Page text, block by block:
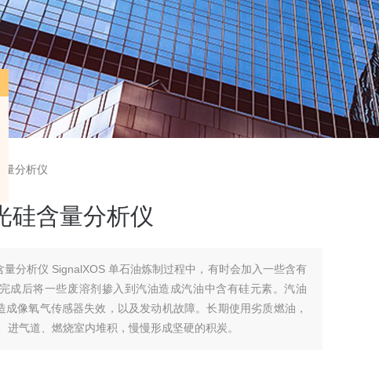
量分析仪
硅含量分析仪
量分析仪 SignalXOS 单石油炼制过程中，有时会加入一些含有
成后将一些废溶剂掺入到汽油造成汽油中含有硅元素。汽油
像氧气传感器失效，以及发动机故障。长期使用劣质燃油，
进气道、燃烧室内堆积，慢慢形成坚硬的积炭。